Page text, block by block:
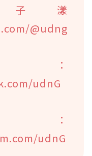
漾
@udng
udnG
udnG